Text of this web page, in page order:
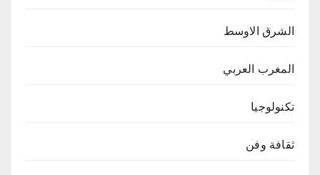
الشرق الاوسط
المغرب العربي
تكنولوجيا
ثقافة وفن